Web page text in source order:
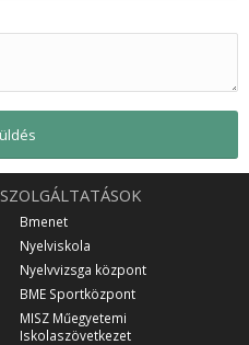
SZOLGÁLTATÁSOK
Bmenet
Nyelviskola
Nyelvvizsga központ
BME Sportközpont
MISZ Műegyetemi
Iskolaszövetkezet